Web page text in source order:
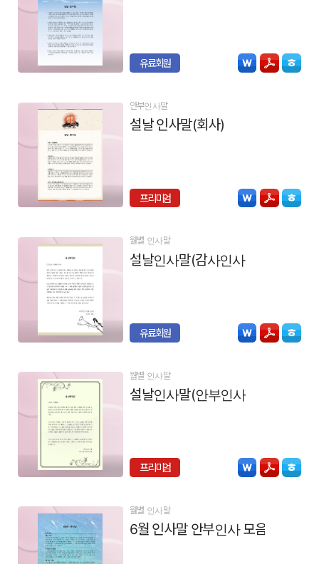
유료회원
안부인사말
설날 인사말(회사)
프리미엄
월별 인사말
설날인사말(감사인사)
유료회원
월별 인사말
설날인사말(안부인사)
프리미엄
월별 인사말
6월 인사말 안부인사 모음